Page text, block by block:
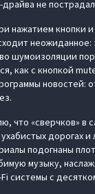
не
нажатием кнопки и
неожиданное:
шумоизоляции
как с кнопкой
новостей:
что «сверчков» в
дорогах и
подогнаны
музыку,
системы с